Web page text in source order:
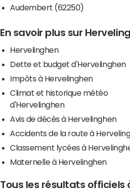
Audembert (62250)
En savoir plus sur
Hervelinghen
Dette et budget d'Hervelinghen
Impôts à Hervelinghen
Climat et historique météo
d'Hervelinghen
Avis de décès à Hervelinghen
Accidents de la route à
Classement lycées à
Maternelle à Hervelinghen
Tous les résultats officiels